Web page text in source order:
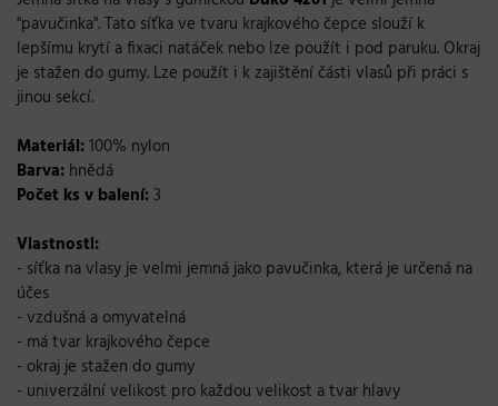
"pavučinka". Tato síťka ve tvaru krajkového čepce slouží k
lepšímu krytí a fixaci natáček nebo lze použít i pod paruku. Okraj
je stažen do gumy. Lze použít i k zajištění části vlasů při práci s
jinou sekcí.
Materiál:100% nylon
Barva: hnědá
Počet ks v balení: 3
Vlastnosti:
- síťka na vlasy je velmi jemná jako pavučinka, která je určená na
účes
- vzdušná a omyvatelná
- má tvar krajkového čepce
- okraj je stažen do gumy
- univerzální velikost pro každou velikost a tvar hlavy